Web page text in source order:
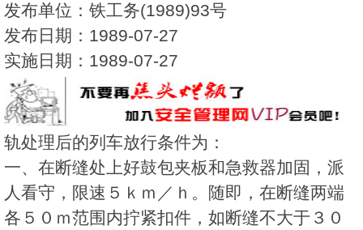
发布单位：铁工务(1989)93号
发布日期：1989-07-27
实施日期：1989-07-27
轨处理后的列车放行条件为：
一、在断缝处上好鼓包夹板和急救器加固，派
人看守，限速５ｋｍ／ｈ。随即，在断缝两端
各５０ｍ范围内拧紧扣件，如断缝不大于３０